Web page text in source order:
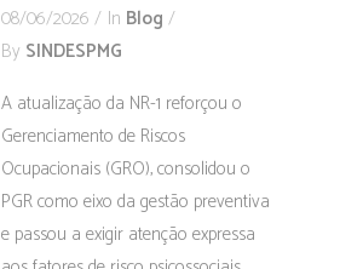
08/06/2026 In Blog
By SINDESPMG
A atualização da NR-1 reforçou o
Gerenciamento de Riscos
Ocupacionais (GRO), consolidou o
PGR como eixo da gestão preventiva
e passou a exigir atenção expressa